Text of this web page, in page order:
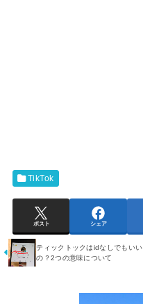
TikTok
ポスト シェア
ティックトックはidなしでもいい
の？2つの意味について